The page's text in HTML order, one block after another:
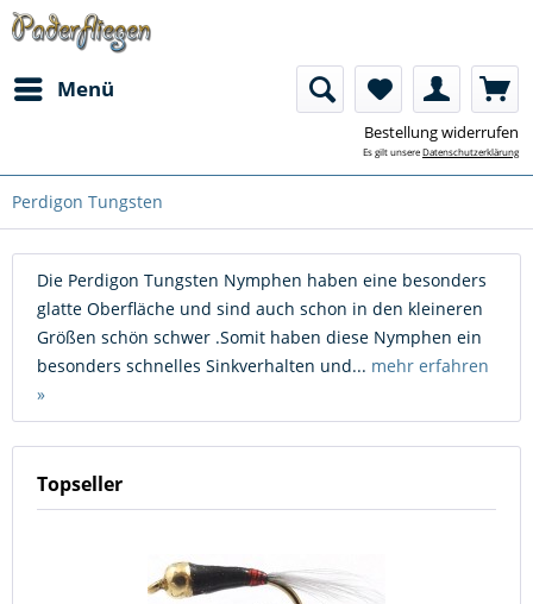
Menü
Bestellung widerrufen
Es gilt unsereDatenschutzerklärung
Perdigon Tungsten
Die Perdigon Tungsten Nymphen haben eine besonders
glatte Oberfläche und sind auch schon in den kleineren
Größen schön schwer .Somit haben diese Nymphen ein
besonders schnelles Sinkverhalten und... mehr erfahren
»
Topseller